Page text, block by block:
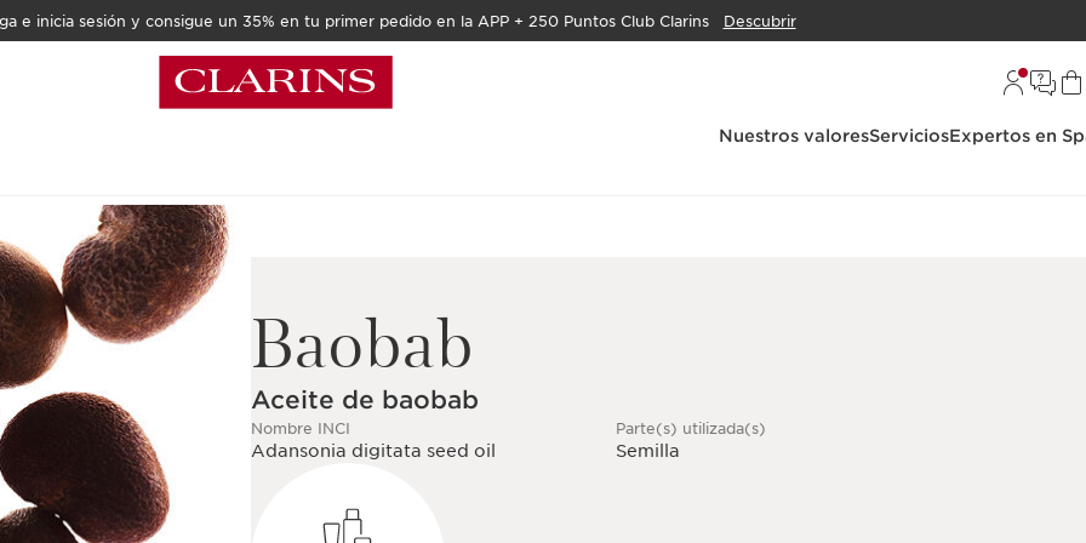
e inicia sesión y consigue un 35% en tu primer pedido en la APP + 250 Puntos Club Clarins Descubrir
Nuestros valoresServiciosExpertos en
Baobab
Aceite de baobab
Nombre INCI
Adansonia digitata seed oil
Parte(s) utilizada(s)
Semilla